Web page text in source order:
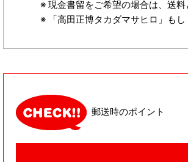
現金書留をご希望の場合は、送
「高田正博タカダマサヒロ」も
郵送時のポイント